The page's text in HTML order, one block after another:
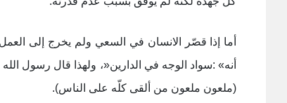
أما إذا قصّر الانسان في السعي ولم يخرج إلی
أنه: «سواد الوجه في الدارين»، ولهذا قال رسول
(ملعون ملعون من ألقی كلّه على الناس).